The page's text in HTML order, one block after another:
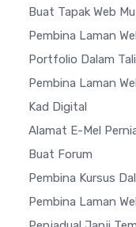
Buat Tapak Web
Pembina Laman
Portfolio Dalam
Pembina Laman
Kad Digital
Alamat E-Mel
Buat Forum
Pembina Kursus
Pembina Laman